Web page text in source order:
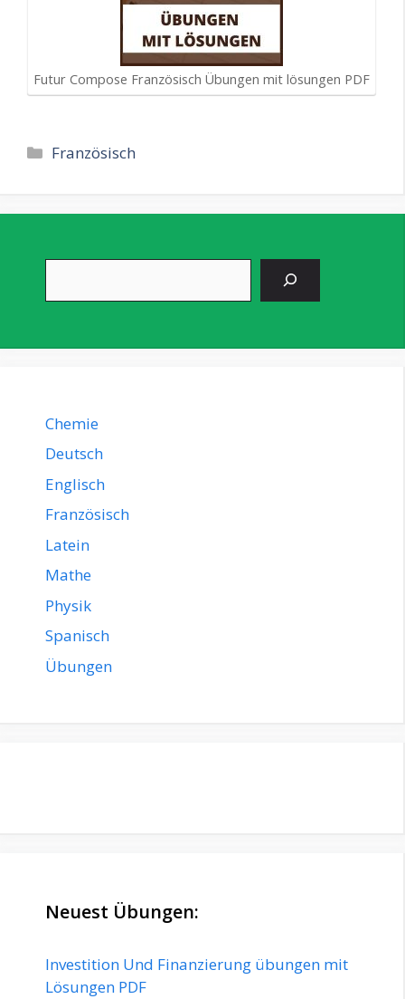
Futur Compose Französisch Übungen mit lösungen PDF
Kategorien
Französisch
Chemie
Deutsch
Englisch
Französisch
Latein
Mathe
Physik
Spanisch
Übungen
Neuest Übungen:
Investition Und Finanzierung übungen mit
Lösungen PDF